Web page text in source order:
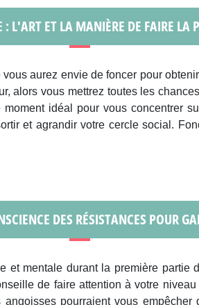
: L'ART ET LA MANIÈRE DE FAIRE LA
aurez envie de foncer pour
alors vous mettrez toutes les
idéal pour vous concentrer
et agrandir votre cercle social.
DES RÉSISTANCES POUR
et mentale durant la première partie
de faire attention à votre
pourraient vous